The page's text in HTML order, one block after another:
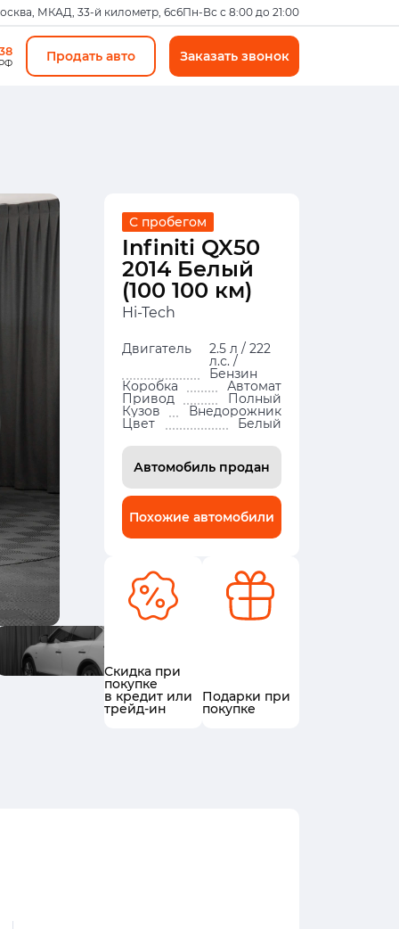
МКАД, 33-й километр, 6с6Пн-Вс с 8:00 до 21:00
Продать авто Заказать звонок
С пробегом
Infiniti QX50
2014 Белый
(100 100 км)
Hi-Tech
Двигатель 2.5 л / 222
л.с. /
Бензин
Коробка Автомат
Привод Полный
Кузов Внедорожник
Цвет Белый
Автомобиль продан
Похожие автомобили
Скидка при
покупке
в кредит или
трейд-ин
Подарки при
покупке